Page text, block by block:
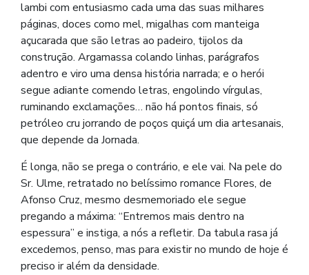
lambi com entusiasmo cada uma das suas milhares
páginas, doces como mel, migalhas com manteiga
açucarada que são letras ao padeiro, tijolos da
construção. Argamassa colando linhas, parágrafos
adentro e viro uma densa história narrada; e o herói
segue adiante comendo letras, engolindo vírgulas,
ruminando exclamações… não há pontos finais, só
petróleo cru jorrando de poços quiçá um dia artesanais,
que depende da Jornada.
É longa, não se prega o contrário, e ele vai. Na pele do
Sr. Ulme, retratado no belíssimo romance Flores, de
Afonso Cruz, mesmo desmemoriado ele segue
pregando a máxima: “Entremos mais dentro na
espessura” e instiga, a nós a refletir. Da tabula rasa já
excedemos, penso, mas para existir no mundo de hoje é
preciso ir além da densidade.